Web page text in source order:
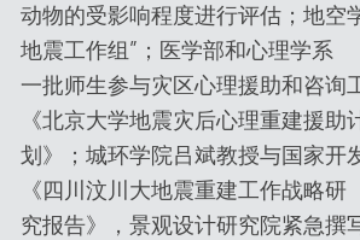
动物的受影响程度进行评估；地空
地震工作组”；医学部和心理学系
一批师生参与灾区心理援助和咨询
《北京大学地震灾后心理重建援助
划》；城环学院吕斌教授与国家开
《四川汶川大地震重建工作战略研
究报告》，景观设计研究院紧急撰